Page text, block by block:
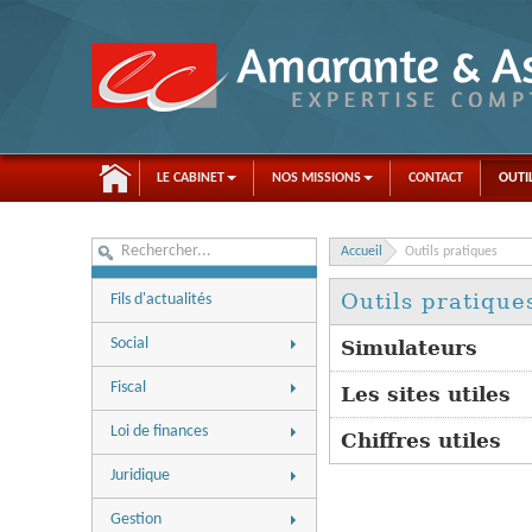
LE CABINET NOS MISSIONS CONTACT
Accueil Outils pratiques
Fils d'actualités
Social
Actualités
Aides à l'embauche
Dossiers
Fiscal
Actualités
Chiffres utiles
Dossiers
Questions-réponses
Loi de finances
Fiscalité personnelle
Fiscalité professionnelle
Juridique
Actualités
Gestion
Outils
Simulateurs
Les sites utiles
Chiffres utiles